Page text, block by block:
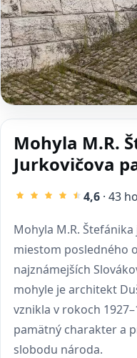
Mohyla M.R.
Jurkovičova
4,6 · 43
Mohyla M.R.
miestom posledného
najznámejších
mohyle je architekt
vznikla v rokoch
pamätný charakter a
slobodu národa.